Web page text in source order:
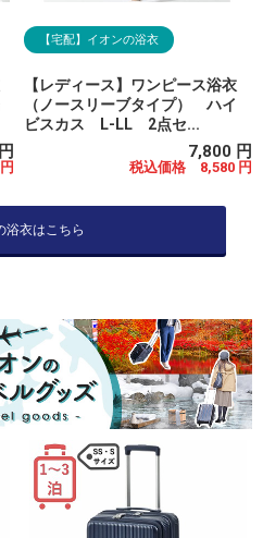
【宅配】イオンの浴衣
【レディース】ワンピース浴衣
（ノースリーブタイプ） ハイ
ビスカス L-LL 2点セ...
7,800 円
税込価格 8,580 円
浴衣はこちら